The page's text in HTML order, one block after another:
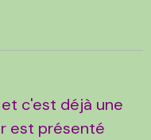
c'est déjà une
est présenté